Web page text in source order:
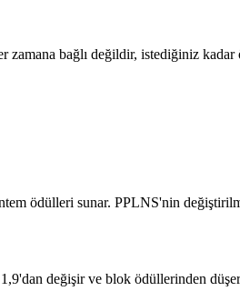
zamana bağlı değildir, istediğiniz kadar
ödülleri sunar. PPLNS'nin
değişir ve blok ödüllerinden